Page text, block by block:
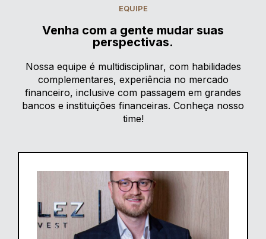
EQUIPE
Venha com a gente mudar suas
perspectivas.
Nossa equipe é multidisciplinar, com habilidades
complementares, experiência no mercado
financeiro, inclusive com passagem em grandes
bancos e instituições financeiras. Conheça nosso
time!